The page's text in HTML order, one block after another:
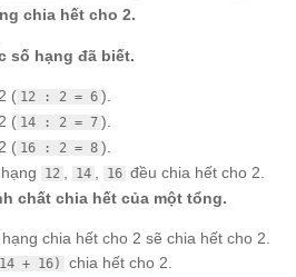
chia hết cho 2.
số hạng đã biết.
( 12 : 2 = 6 ).
( 14 : 2 = 7 ).
( 16 : 2 = 8 ).
12 14 16 đều chia hết cho 2.
chất chia hết của một tổng.
chia hết cho 2 sẽ chia hết cho 2.
+ 16)
chia hết cho 2.